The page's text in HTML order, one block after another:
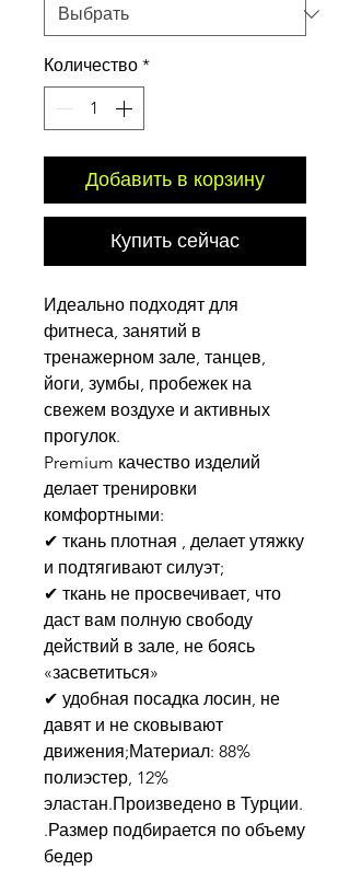
Количество *
Добавить в корзину
Купить сейчас
Идеально подходят для
фитнеса, занятий в
тренажерном зале, танцев,
йоги, зумбы, пробежек на
свежем воздухе и активных
прогулок.
Premium качество изделий
делает тренировки
комфортными:
✔ ткань плотная , делает утяжку
и подтягивают силуэт;
✔ ткань не просвечивает, что
даст вам полную свободу
действий в зале, не боясь
«засветиться»
✔ удобная посадка лосин, не
давят и не сковывают
движения;Материал: 88%
полиэстер, 12%
эластан.Произведено в Турции.
.Размер подбирается по объему
бедер